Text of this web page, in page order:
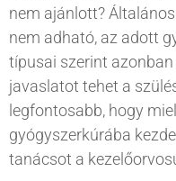
nem ajánlott?
nem adható, az adott
típusai szerint
javaslatot tehet a
legfontosabb, hogy
gyógyszerkúrába
tanácsot a